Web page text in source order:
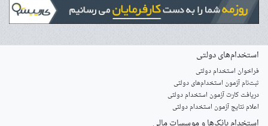
استخدام‌های دولتی
فراخوان استخدام دولتی
ثبت‌نام آزمون‌ استخدام‌های دولتی
دریافت کارت آزمون استخدام دولتی
اعلام نتایج آزمون استخدام دولتی